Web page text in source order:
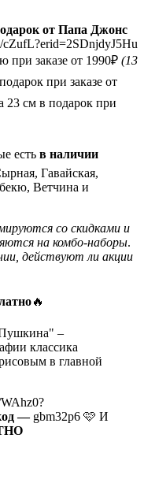
от Папа Джонс
cZufL?erid=2SDnjdyJ5Hu
при заказе от 1990₽ (13
при заказе от
см в подарок при
есть в наличии
Гавайская,
Ветчина и
со скидками и
на комбо-наборы.
действуют ли акции
🔥
–
классика
в главной
— gbm32p6 🩷 И